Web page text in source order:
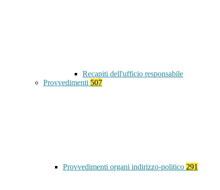
Recapiti dell'ufficio responsabile
Provvedimenti 507
Provvedimenti organi indirizzo-politico 291